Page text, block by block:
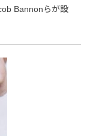
Bannonらが設